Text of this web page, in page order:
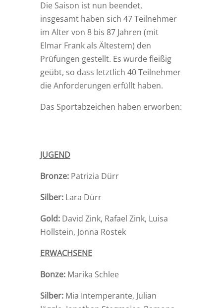
Die Saison ist nun beendet,
insgesamt haben sich 47 Teilnehmer
im Alter von 8 bis 87 Jahren (mit
Elmar Frank als Ältestem) den
Prüfungen gestellt. Es wurde fleißig
geübt, so dass letztlich 40 Teilnehmer
die Anforderungen erfüllt haben.
Das Sportabzeichen haben erworben:
JUGEND
Bronze: Patrizia Dürr
Silber:Lara Dürr
Gold:David Zink, Rafael Zink, Luisa
Hollstein, Jonna Rostek
ERWACHSENE
Bonze:Marika Schlee
Silber:Mia Intemperante, Julian